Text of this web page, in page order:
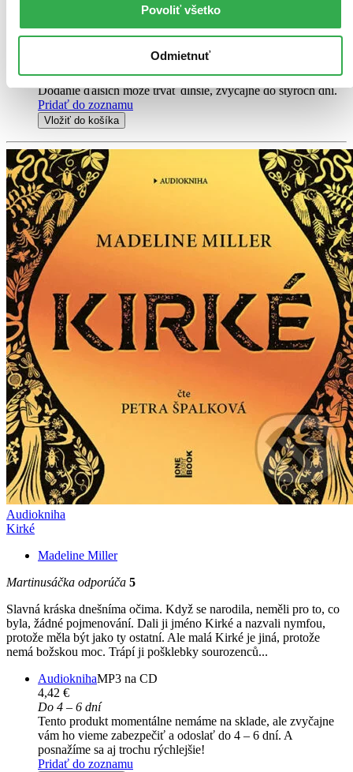
Povoliť všetko
Odmietnuť
11,39 €
Túto audioknihu máme síce aktuálne na sklade, máme však
už iba posledné kusy. Ak ju chcete mať rýchlo, ponáhľajte sa!
Dodanie ďalších môže trvať dlhšie, zvyčajne do štyroch dní.
Pridať do zoznamu
Vložiť do košíka
Audiokniha
Kirké
Madeline Miller
Martinusáčka odporúča 5
Slavná kráska dnešníma očima. Když se narodila, neměli pro to, co
byla, žádné pojmenování. Dali ji jméno Kirké a nazvali nymfou,
protože měla být jako ty ostatní. Ale malá Kirké je jiná, protože
nemá božskou moc. Trápí ji pošklebky sourozenců...
AudioknihaMP3 na CD
4,42 €
Do 4 – 6 dní
Tento produkt momentálne nemáme na sklade, ale zvyčajne
vám ho vieme zabezpečiť a odoslať do 4 – 6 dní. A
posnažíme sa aj trochu rýchlejšie!
Pridať do zoznamu